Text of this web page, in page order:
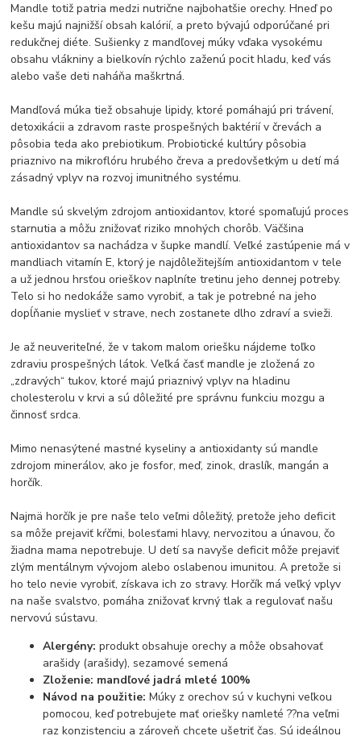
Mandle totiž patria medzi nutrične najbohatšie orechy. Hneď po
kešu majú najnižší obsah kalórií, a preto bývajú odporúčané pri
redukčnej diéte. Sušienky z mandľovej múky vďaka vysokému
obsahu vlákniny a bielkovín rýchlo zaženú pocit hladu, keď vás
alebo vaše deti naháňa maškrtná.
Mandľová múka tiež obsahuje lipidy, ktoré pomáhajú pri trávení,
detoxikácii a zdravom raste prospešných baktérií v črevách a
pôsobia teda ako prebiotikum. Probiotické kultúry pôsobia
priaznivo na mikroflóru hrubého čreva a predovšetkým u detí má
zásadný vplyv na rozvoj imunitného systému.
Mandle sú skvelým zdrojom antioxidantov, ktoré spomaľujú proces
starnutia a môžu znižovať riziko mnohých chorôb. Väčšina
antioxidantov sa nachádza v šupke mandlí. Veľké zastúpenie má v
mandliach vitamín E, ktorý je najdôležitejším antioxidantom v tele
a už jednou hrsťou orieškov naplníte tretinu jeho dennej potreby.
Telo si ho nedokáže samo vyrobiť, a tak je potrebné na jeho
dopĺňanie myslieť v strave, nech zostanete dlho zdraví a svieži.
Je až neuveriteľné, že v takom malom oriešku nájdeme toľko
zdraviu prospešných látok. Veľká časť mandle je zložená zo
„zdravých“ tukov, ktoré majú priaznivý vplyv na hladinu
cholesterolu v krvi a sú dôležité pre správnu funkciu mozgu a
činnosť srdca.
Mimo nenasýtené mastné kyseliny a antioxidanty sú mandle
zdrojom minerálov, ako je fosfor, meď, zinok, draslík, mangán a
horčík.
Najmä horčík je pre naše telo veľmi dôležitý, pretože jeho deficit
sa môže prejaviť kŕčmi, bolesťami hlavy, nervozitou a únavou, čo
žiadna mama nepotrebuje. U detí sa navyše deficit môže prejaviť
zlým mentálnym vývojom alebo oslabenou imunitou. A pretože si
ho telo nevie vyrobiť, získava ich zo stravy. Horčík má veľký vplyv
na naše svalstvo, pomáha znižovať krvný tlak a regulovať našu
nervovú sústavu.
Alergény: produkt obsahuje orechy a môže obsahovať
arašidy (arašidy), sezamové semená
Zloženie: mandľové jadrá mleté 100%
Návod na použitie: Múky z orechov sú v kuchyni veľkou
pomocou, keď potrebujete mať oriešky namleté ??na veľmi
raz konzistenciu a zároveň chcete ušetriť čas. Sú ideálnou